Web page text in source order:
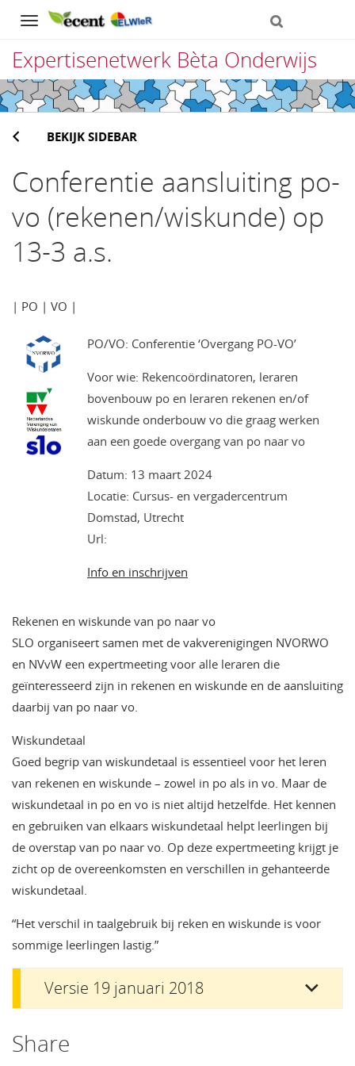
Navigation
Expertisenetwerk Bèta Onderwijs
Direct
naar
het
inhoud
BEKIJK SIDEBAR
Conferentie aansluiting po-
vo (rekenen/wiskunde) op
13-3 a.s.
| PO | VO |
PO/VO: Conferentie ‘Overgang PO-VO’
Voor wie: Rekencoördinatoren, leraren
bovenbouw po en leraren rekenen en/of
wiskunde onderbouw vo die graag werken
aan een goede overgang van po naar vo
Datum: 13 maart 2024
Locatie: Cursus- en vergadercentrum
Domstad, Utrecht
Url:
Info en inschrijven
Rekenen en wiskunde van po naar vo
SLO organiseert samen met de vakverenigingen NVORWO
en NVvW een expertmeeting voor alle leraren die
geïnteresseerd zijn in rekenen en wiskunde en de aansluiting
daarbij van po naar vo.
Wiskundetaal
Goed begrip van wiskundetaal is essentieel voor het leren
van rekenen en wiskunde – zowel in po als in vo. Maar de
wiskundetaal in po en vo is niet altijd hetzelfde. Het kennen
en gebruiken van elkaars wiskundetaal helpt leerlingen bij
de overstap van po naar vo. Op deze expertmeeting krijgt je
zicht op de overeenkomsten en verschillen in gehanteerde
wiskundetaal.
“Het verschil in taalgebruik bij reken en wiskunde is voor
sommige leerlingen lastig.”
Versie 19 januari 2018
Share